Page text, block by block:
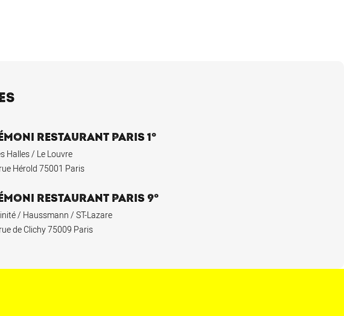
RESTAURANT PARIS 1°
Halles / Le Louvre
Hérold 75001 Paris
RESTAURANT PARIS 9°
/ Haussmann / ST-Lazare
de Clichy 75009 Paris